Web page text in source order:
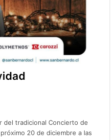
del tradicional Concierto de
20 de diciembre a las